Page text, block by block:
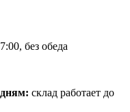
без обеда
склад работает до